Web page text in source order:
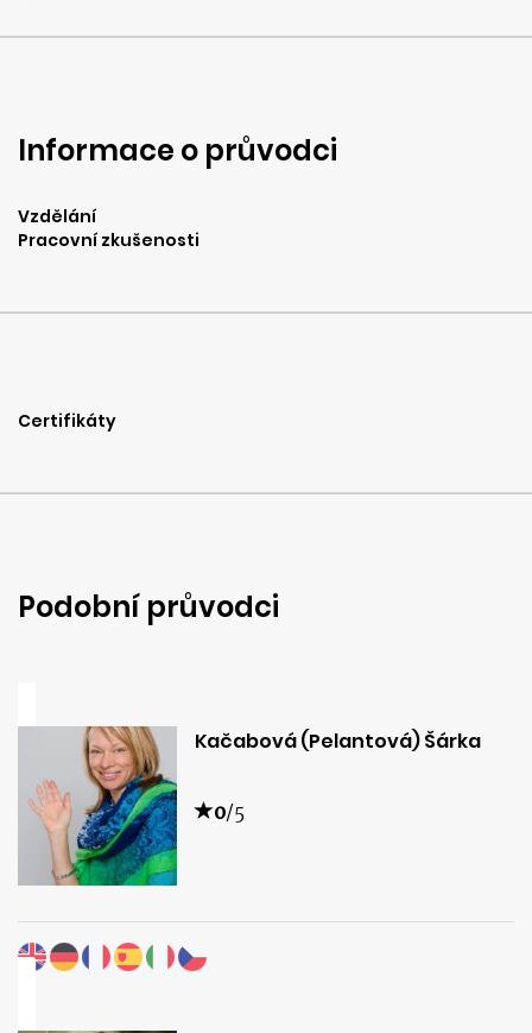
Informace o průvodci
Vzdělání
Pracovní zkušenosti
Certifikáty
Podobní průvodci
Kačabová (Pelantová) Šárka
0/5